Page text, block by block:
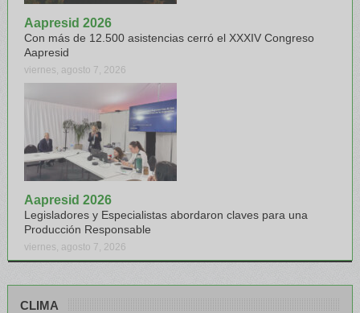
Aapresid 2026
Con más de 12.500 asistencias cerró el XXXIV Congreso
Aapresid
viernes, agosto 7, 2026
Aapresid 2026
Legisladores y Especialistas abordaron claves para una
Producción Responsable
viernes, agosto 7, 2026
CLIMA